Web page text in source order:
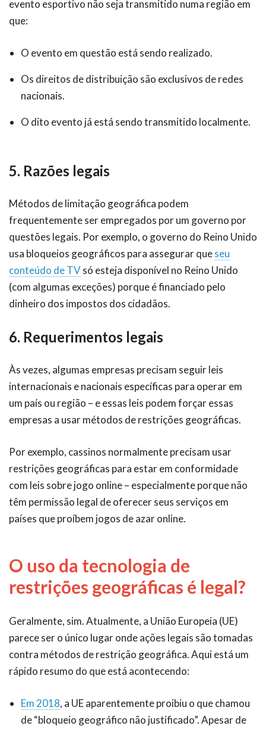
evento esportivo não seja transmitido numa região em
que:
O evento em questão está sendo realizado.
Os direitos de distribuição são exclusivos de redes
nacionais.
O dito evento já está sendo transmitido localmente.
5. Razões legais
Métodos de limitação geográfica podem
frequentemente ser empregados por um governo por
questões legais. Por exemplo, o governo do Reino Unido
usa bloqueios geográficos para assegurar queseu
conteúdo de TVsó esteja disponível no Reino Unido
(com algumas exceções) porque é financiado pelo
dinheiro dos impostos dos cidadãos.
6. Requerimentos legais
Às vezes, algumas empresas precisam seguir leis
internacionais e nacionais específicas para operar em
um país ou região – e essas leis podem forçar essas
empresas a usar métodos de restrições geográficas.
Por exemplo, cassinos normalmente precisam usar
restrições geográficas para estar em conformidade
com leis sobre jogo online – especialmente porque não
têm permissão legal de oferecer seus serviços em
países que proíbem jogos de azar online.
O uso da tecnologia de
restrições geográficas é legal?
Geralmente, sim. Atualmente, a União Europeia (UE)
parece ser o único lugar onde ações legais são tomadas
contra métodos de restrição geográfica. Aqui está um
rápido resumo do que está acontecendo:
Em 2018, a UE aparentemente proibiu o que chamou
de “bloqueio geográfico não justificado”. Apesar de